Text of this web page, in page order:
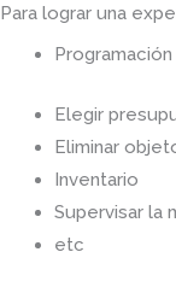
Para lograr una
Elegir
Eliminar
Inventario
Supervisar la
etc